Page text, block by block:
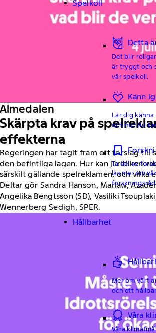
Spelkoll
Detta
Det blir
är tryggt och
vår spelkoll.
Känn
Lär dig
och hur du
Ta del av
läs mer om
Hållbarhet
Mer om vårt
och ett
Våra
Våra
Almedalen
Skärpta krav på
effekterna
Regeringen har tagit fram ett förslag till
den befintliga lagen. Hur kan juridiken
särskilt gällande spelreklamen, och
Deltar gör Sandra Hanson, Marlaw,
Angelika Bengtsson (SD), Vasiliki
Wennerberg Sedigh, SPER.